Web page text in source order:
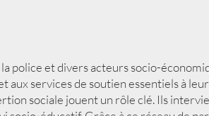
police et divers acteurs socio-
aux services de soutien essentiels à
sociale jouent un rôle clé. Ils